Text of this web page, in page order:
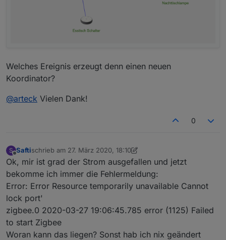
Welches Ereignis erzeugt denn einen neuen
Koordinator?
@arteck Vielen Dank!
0
S
Offline
Saftischrieb am 27. März 2020, 18:10
zuletzt editiert von Safti
Ok, mir ist grad der Strom ausgefallen und jetzt
bekomme ich immer die Fehlermeldung:
Error: Error Resource temporarily unavailable Cannot
lock port'
zigbee.0 2020-03-27 19:06:45.785 error (1125) Failed
to start Zigbee
Woran kann das liegen? Sonst hab ich nix geändert